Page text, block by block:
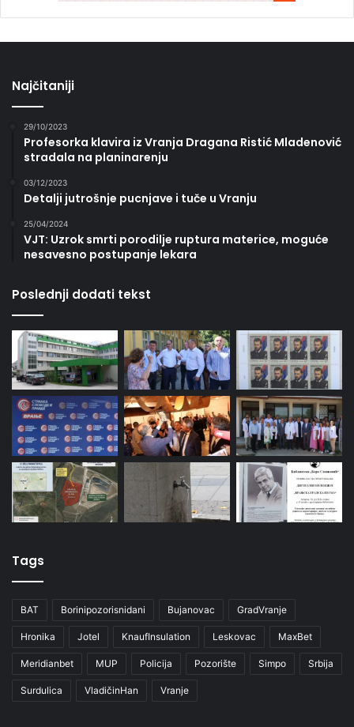
Najčitaniji
29/10/2023
Profesorka klavira iz Vranja Dragana Ristić Mladenović
stradala na planinarenju
03/12/2023
Detalji jutrošnje pucnjave i tuče u Vranju
25/04/2024
VJT: Uzrok smrti porodilje ruptura materice, moguće
nesavesno postupanje lekara
Poslednji dodati tekst
Tags
BAT Borinipozorisnidani Bujanovac GradVranje
Hronika Jotel KnaufInsulation Leskovac MaxBet
Meridianbet MUP Policija Pozorište Simpo Srbija
Surdulica VladičinHan Vranje